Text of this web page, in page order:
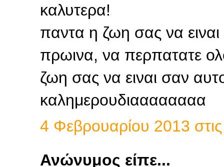
καλυτερα!
παντα η ζωη σας να
πρωινα, να περπατατε
ζωη σας να ειναι σαν
καλημερουδιαααααααα
4 Φεβρουαρίου 2013
Ανώνυμος είπε...